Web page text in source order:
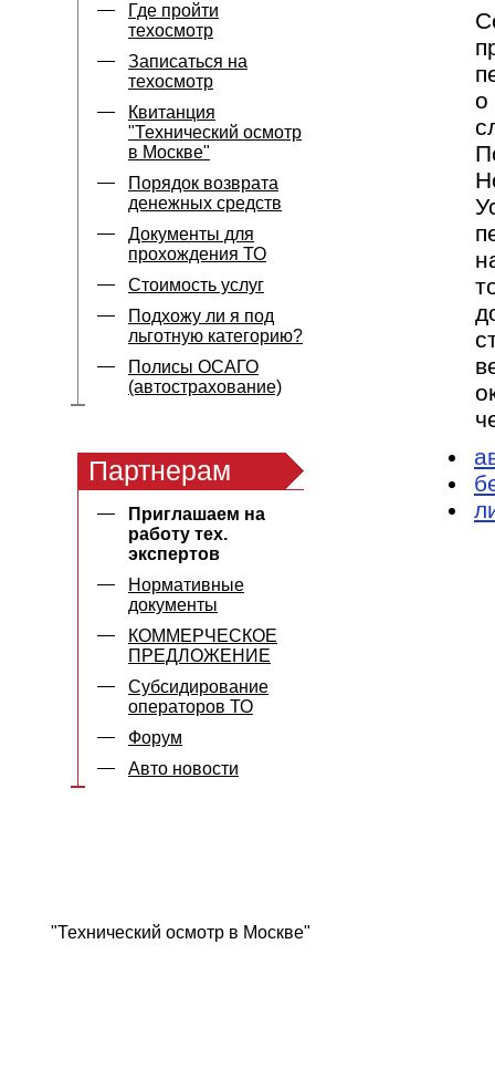
Где пройти
техосмотр
Записаться на
техосмотр
Квитанция
"Технический осмотр
в Москве"
Порядок возврата
денежных средств
Документы для
прохождения ТО
Стоимость услуг
Подхожу ли я под
льготную категорию?
Полисы ОСАГО
(автострахование)
Партнерам
Приглашаем на
работу тех.
экспертов
Нормативные
документы
КОММЕРЧЕСКОЕ
ПРЕДЛОЖЕНИЕ
Субсидирование
операторов ТО
Форум
Авто новости
о
"Технический осмотр в Москве"